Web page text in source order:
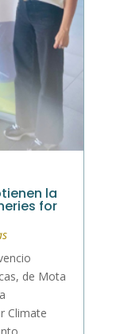
la
for
de Mota
Climate